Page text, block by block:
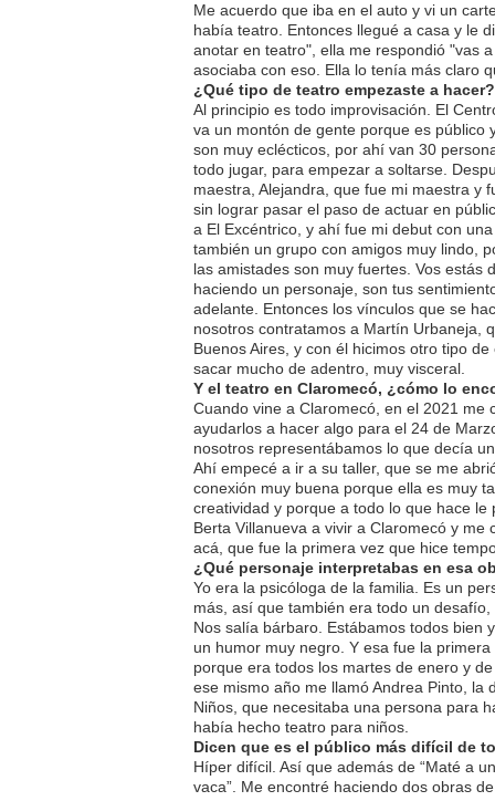
Me acuerdo que iba en el auto y vi un
había teatro. Entonces llegué a casa y le
anotar en teatro", ella me respondió "vas
asociaba con eso. Ella lo tenía más claro
¿Qué tipo de teatro empezaste a hacer?
Al principio es todo improvisación. El
va un montón de gente porque es público
son muy eclécticos, por ahí van 30
todo jugar, para empezar a soltarse.
maestra, Alejandra, que fue mi maestra y
sin lograr pasar el paso de actuar en
a El Excéntrico, y ahí fue mi debut con
también un grupo con amigos muy lindo,
las amistades son muy fuertes. Vos estás
haciendo un personaje, son tus
adelante. Entonces los vínculos que se
nosotros contratamos a Martín Urbaneja,
Buenos Aires, y con él hicimos otro tipo
sacar mucho de adentro, muy visceral.
Y el teatro en Claromecó, ¿cómo lo
Cuando vine a Claromecó, en el 2021 me
ayudarlos a hacer algo para el 24 de
nosotros representábamos lo que decía
Ahí empecé a ir a su taller, que se me
conexión muy buena porque ella es muy
creatividad y porque a todo lo que hace le
Berta Villanueva a vivir a Claromecó y
acá, que fue la primera vez que hice
¿Qué personaje interpretabas en esa
Yo era la psicóloga de la familia. Es un
más, así que también era todo un
Nos salía bárbaro. Estábamos todos bien
un humor muy negro. Y esa fue la
porque era todos los martes de enero y
ese mismo año me llamó Andrea Pinto, la
Niños, que necesitaba una persona para
había hecho teatro para niños.
Dicen que es el público más difícil de
Híper difícil. Así que además de “Maté a
vaca”. Me encontré haciendo dos obras